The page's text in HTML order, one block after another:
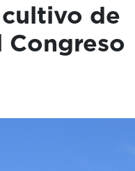
de
Congreso